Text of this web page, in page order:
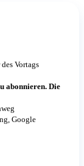
Vortags
abonnieren. Die
Google